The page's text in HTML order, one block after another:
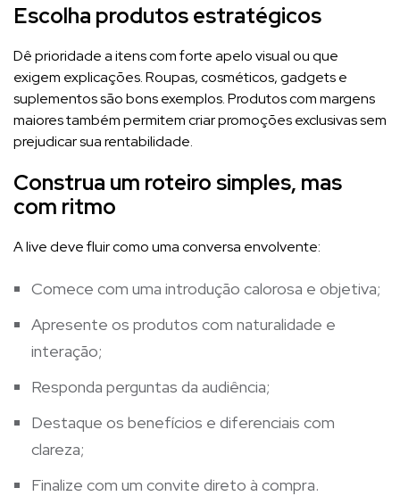
Escolha produtos estratégicos
Dê prioridade a itens com forte apelo visual ou que
exigem explicações. Roupas, cosméticos, gadgets e
suplementos são bons exemplos. Produtos com margens
maiores também permitem criar promoções exclusivas sem
prejudicar sua rentabilidade.
Construa um roteiro simples, mas
com ritmo
A live deve fluir como uma conversa envolvente:
Comece com uma introdução calorosa e objetiva;
Apresente os produtos com naturalidade e
interação;
Responda perguntas da audiência;
Destaque os benefícios e diferenciais com
clareza;
Finalize com um convite direto à compra.